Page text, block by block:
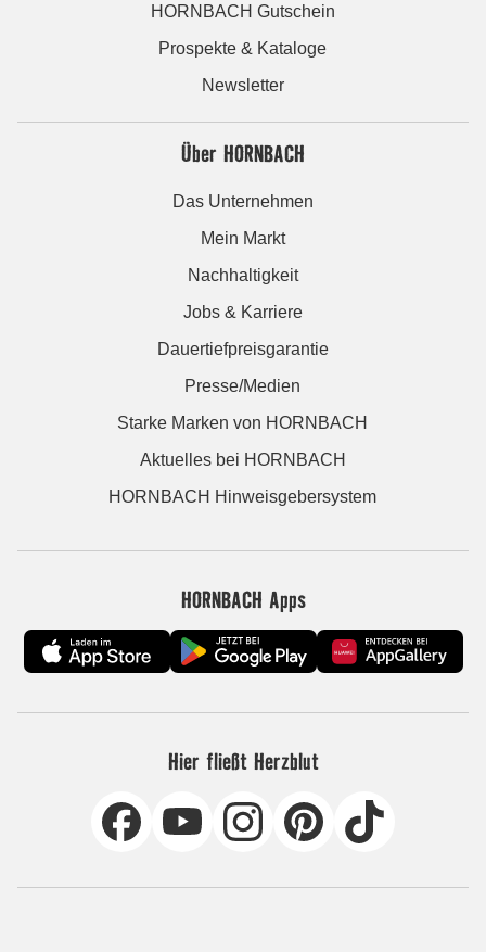
HORNBACH Gutschein
Prospekte & Kataloge
Newsletter
Über HORNBACH
Das Unternehmen
Mein Markt
Nachhaltigkeit
Jobs & Karriere
Dauertiefpreisgarantie
Presse/Medien
Starke Marken von HORNBACH
Aktuelles bei HORNBACH
HORNBACH Hinweisgebersystem
HORNBACH Apps
Hier fließt Herzblut